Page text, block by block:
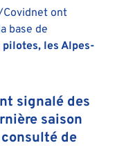
ont
base de
les Alpes-
signalé des
saison
de